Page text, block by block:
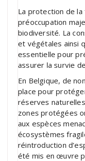
La protection de
préoccupation
biodiversité. La
et végétales ainsi
essentielle pour
assurer la survie
En Belgique, de
place pour
réserves
zones protégées
aux espèces
écosystèmes
réintroduction
été mis en œuvre